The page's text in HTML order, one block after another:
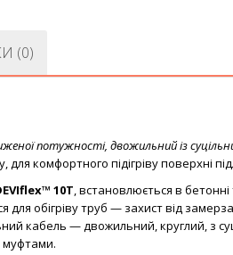
(0)
потужності, двожильний із
комфортного підігріву поверхні
10T, встановлюється в
для обігріву труб — захист від
кабель — двожильний, круглий, з
муфтами.